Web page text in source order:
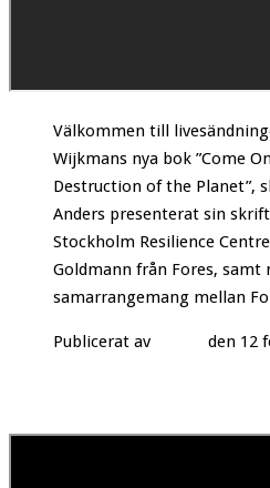
Välkommen till
Wijkmans nya bok ”Come
Destruction of the Planet”,
Anders presenterat sin
Stockholm Resilience
Goldmann från Fores,
samarrangemang mellan
Publicerat av den 12